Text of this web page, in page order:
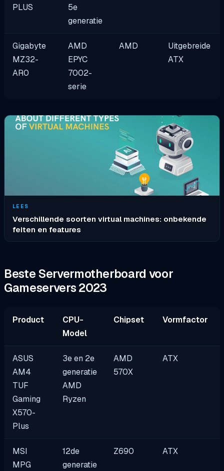
PLUS
5e
generatie
Gigabyte
MZ32-
AR0
AMD
EPYC
7002-
serie
AMD
Uitgebreide
ATX
LEES
Verschillende soorten virtual machines: onbekende
feiten en features
Beste Servermotherboard voor
Gameservers 2023
Product
CPU-
Model
Chipset Vormfactor
ASUS
AM4
TUF
Gaming
X570-
Plus
3e en 2e
generatie
AMD
Ryzen
AMD
570X
ATX
MSI
MPG
12de
generatie
Z690 ATX